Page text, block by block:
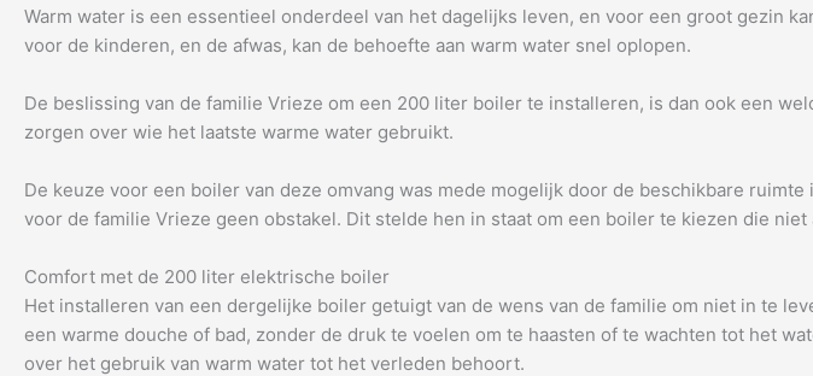
Warm water is een essentieel onderdeel van het dagelijks leven, en voor een groot gezin
voor de kinderen, en de afwas, kan de behoefte aan warm water snel oplopen.
De beslissing van de familie Vrieze om een 200 liter boiler te installeren, is dan ook een
zorgen over wie het laatste warme water gebruikt.
De keuze voor een boiler van deze omvang was mede mogelijk door de beschikbare
voor de familie Vrieze geen obstakel. Dit stelde hen in staat om een boiler te kiezen die
Comfort met de 200 liter elektrische boiler
Het installeren van een dergelijke boiler getuigt van de wens van de familie om niet in te
een warme douche of bad, zonder de druk te voelen om te haasten of te wachten tot het
over het gebruik van warm water tot het verleden behoort.